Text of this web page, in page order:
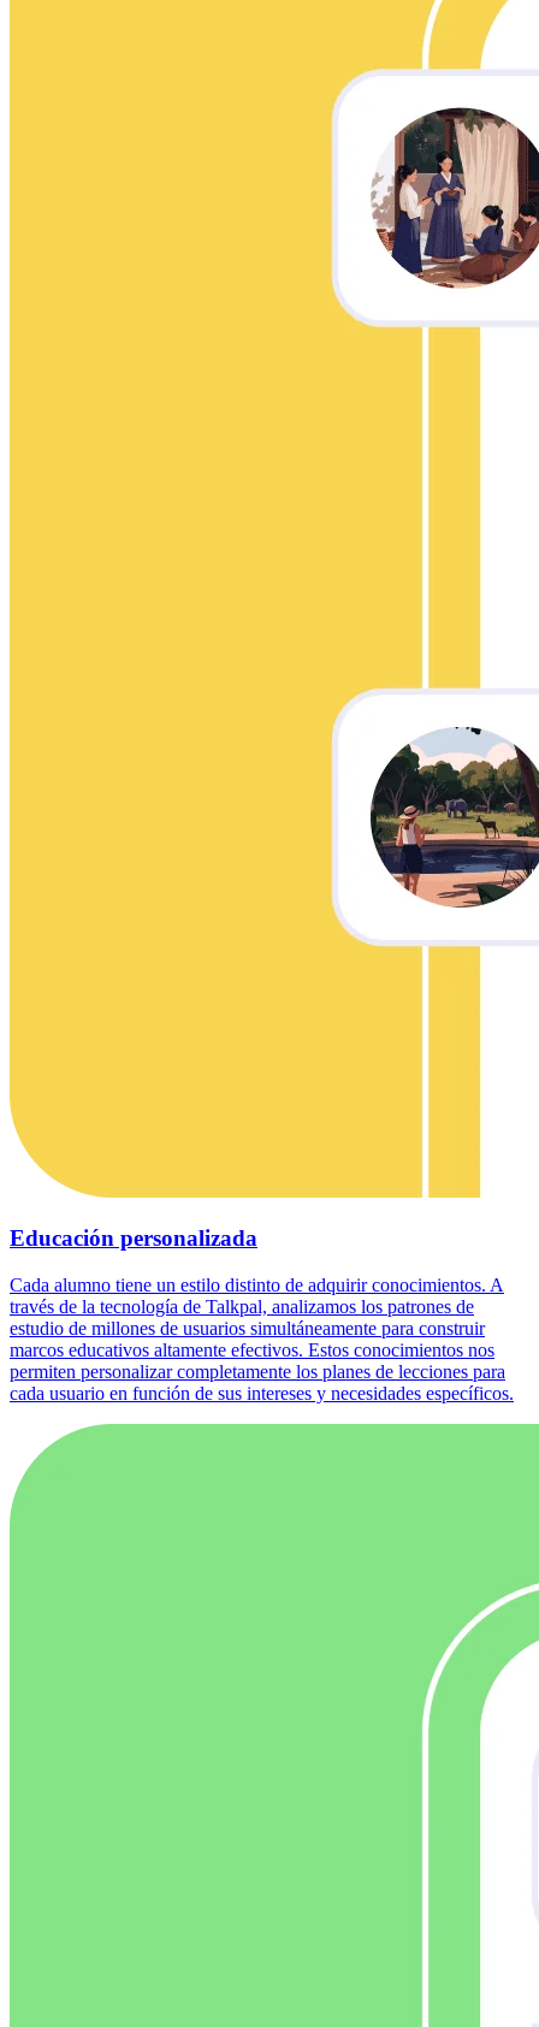
Educación personalizada
Cada alumno tiene un estilo distinto de adquirir conocimientos. A
través de la tecnología de Talkpal, analizamos los patrones de
estudio de millones de usuarios simultáneamente para construir
marcos educativos altamente efectivos. Estos conocimientos nos
permiten personalizar completamente los planes de lecciones para
cada usuario en función de sus intereses y necesidades específicos.